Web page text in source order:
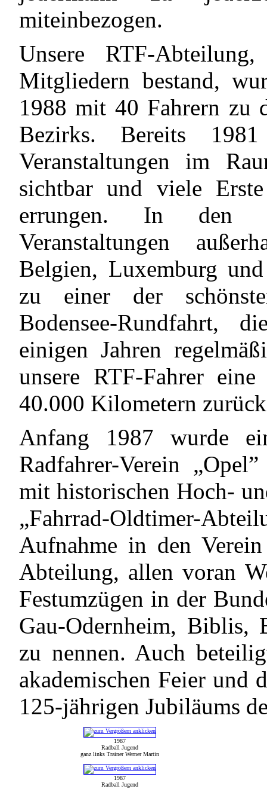
miteinbezogen.
Unsere RTF-
Mitgliedern bestand,
1988 mit 40 Fahrern zu
Bezirks. Bereits
Veranstaltungen im
sichtbar und viele
errungen. In den
Veranstaltungen
Belgien, Luxemburg
zu einer der
Bodensee-Rundfahrt,
einigen Jahren
unsere RTF-Fahrer
40.000 Kilometern
Anfang 1987 wurde
Radfahrer-Verein
mit historischen Hoch-
„Fahrrad-Oldtimer-
Aufnahme in den
Abteilung, allen voran
Festumzügen in der
Gau-Odernheim, Biblis,
zu nennen. Auch
akademischen Feier und
125-jährigen Jubiläums
1987
Radball Jugend
ganz links Trainer Werner Martin
1987
Radball Jugend